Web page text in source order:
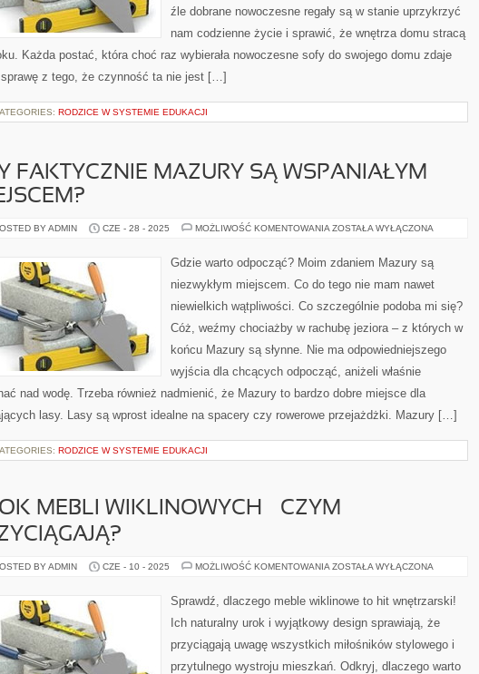
źle dobrane nowoczesne regały są w stanie uprzykrzyć
nam codzienne życie i sprawić, że wnętrza domu stracą
Każda postać, która choć raz wybierała nowoczesne sofy do swojego domu zdaje
z tego, że czynność ta nie jest […]
RODZICE W SYSTEMIE EDUKACJI
FAKTYCZNIE MAZURY SĄ WSPANIAŁYM
BY ADMIN CZE - 28 - 2025 MOŻLIWOŚĆ KOMENTOWANIA CZY
SĄ
WSPANIAŁYM
ZOSTAŁA WYŁĄCZONA
Gdzie warto odpocząć? Moim zdaniem Mazury są
niezwykłym miejscem. Co do tego nie mam nawet
niewielkich wątpliwości. Co szczególnie podoba mi się?
Cóż, weźmy chociażby w rachubę jeziora – z których w
końcu Mazury są słynne. Nie ma odpowiedniejszego
wyjścia dla chcących odpocząć, aniżeli właśnie
nad wodę. Trzeba również nadmienić, że Mazury to bardzo dobre miejsce dla
lasy. Lasy są wprost idealne na spacery czy rowerowe przejażdżki. Mazury […]
RODZICE W SYSTEMIE EDUKACJI
MEBLI WIKLINOWYCH – CZYM
BY ADMIN CZE - 10 - 2025 MOŻLIWOŚĆ KOMENTOWANIA UROK
CZYM
ZOSTAŁA WYŁĄCZONA
Sprawdź, dlaczego meble wiklinowe to hit wnętrzarski!
Ich naturalny urok i wyjątkowy design sprawiają, że
przyciągają uwagę wszystkich miłośników stylowego i
przytulnego wystroju mieszkań. Odkryj, dlaczego warto